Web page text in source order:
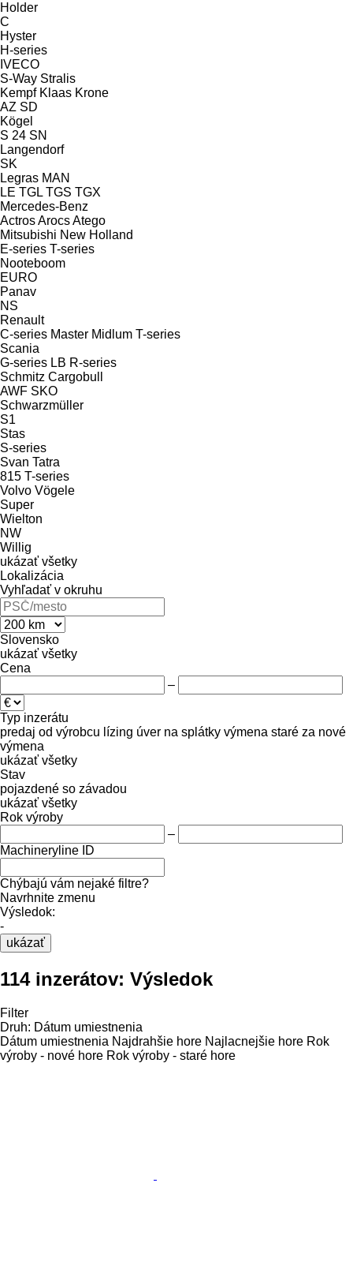
Holder
C
Hyster
H-series
IVECO
S-Way Stralis
Kempf Klaas Krone
AZ SD
Kögel
S 24 SN
Langendorf
SK
Legras MAN
LE TGL TGS TGX
Mercedes-Benz
ActrosArocsAtego
Mitsubishi New Holland
E-series T-series
Nooteboom
EURO
Panav
NS
Renault
C-series Master Midlum T-series
Scania
G-series LB R-series
Schmitz Cargobull
AWF SKO
Schwarzmüller
S1
Stas
S-series
Svan Tatra
815 T-series
Volvo Vögele
Super
Wielton
NW
Willig
ukázať všetky
Lokalizácia
Vyhľadať v okruhu
Slovensko
ukázať všetky
Cena
–
Typ inzerátu
predaj od výrobcu lízing úver na splátky výmena staré za nové
výmena
ukázať všetky
Stav
pojazdené so závadou
ukázať všetky
Rok výroby
–
Machineryline ID
Chýbajú vám nejaké filtre?
Navrhnite zmenu
Výsledok:
-
ukázať
114 inzerátov: Výsledok
Filter
Druh: Dátum umiestnenia
Dátum umiestnenia Najdrahšie hore Najlacnejšie hore Rok
výroby - nové hore Rok výroby - staré hore